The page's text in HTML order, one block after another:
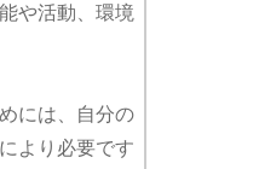
や活動、環境
には、自分の
より必要です